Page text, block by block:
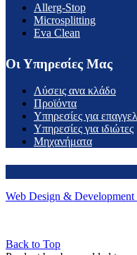
Allerg-Stop
Microsplitting
Eva Clean
Οι Υπηρεσίες Μας
Λύσεις ανα κλάδο
Προϊόντα
Υπηρεσίες για
Υπηρεσίες για ιδιώτες
Μηχανήματα
Web Design & Development
Back to Top